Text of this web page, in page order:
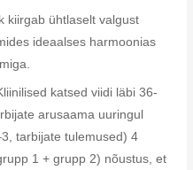
kiirgab ühtlaselt valgust
ideaalses harmoonias
katsed viidi läbi 36-
arusaama uuringul
tarbijate tulemused) 4
1 + grupp 2) nõustus, et